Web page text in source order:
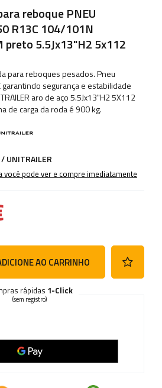
reboque PNEU
R13C 104/101N
preto 5.5Jx13"H2 5x112
para reboques pesados. Pneu
garantindo segurança e estabilidade
aro de aço 5.5Jx13"H2 5X112
de carga da roda é 900 kg.
UNITRAILER
você pode ver e compre imediatamente
AO CARRINHO
rápidas 1-Click
(sem registro)